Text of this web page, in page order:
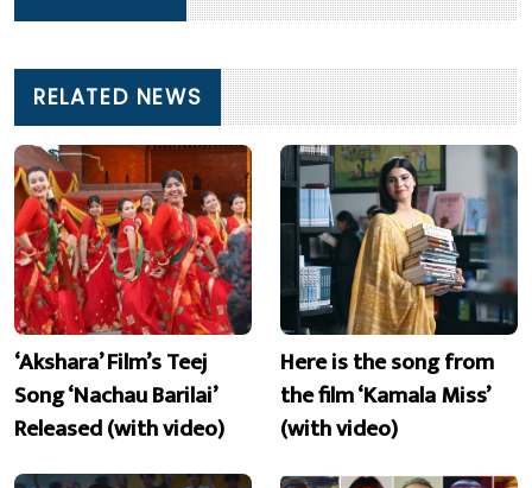
RELATED NEWS
‘Akshara’ Film’s Teej
Song ‘Nachau Barilai’
Released (with video)
Here is the song from
the film ‘Kamala Miss’
(with video)